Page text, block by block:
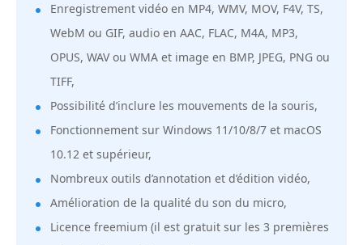
Enregistrement vidéo en MP4, WMV, MOV, F4V, TS,
WebM ou GIF, audio en AAC, FLAC, M4A, MP3,
OPUS, WAV ou WMA et image en BMP, JPEG, PNG ou
TIFF,
Possibilité d’inclure les mouvements de la souris,
Fonctionnement sur Windows 11/10/8/7 et macOS
10.12 et supérieur,
Nombreux outils d’annotation et d’édition vidéo,
Amélioration de la qualité du son du micro,
Licence freemium (il est gratuit sur les 3 premières